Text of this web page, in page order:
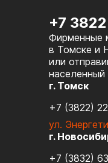
+7
Фирменные
в Томске и
или
г. Томск
+7 (3822)
ул.
г.
+7 (3832)